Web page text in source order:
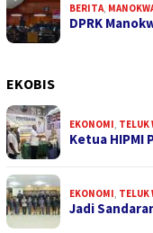
BERITA
DPRK
EKOBIS
EKONOMI TELUK
Ketua HIPMI
EKONOMI TELUK
Jadi